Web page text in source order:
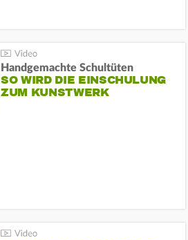
Handgemachte Schultüten
SO WIRD DIE EINSCHULUNG
ZUM KUNSTWERK